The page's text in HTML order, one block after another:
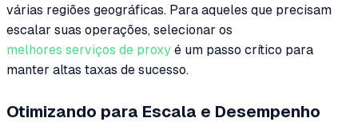
várias regiões geográficas. Para aqueles que precisam
escalar suas operações, selecionar os
melhores serviços de proxy é um passo crítico para
manter altas taxas de sucesso.
Otimizando para Escala e Desempenho